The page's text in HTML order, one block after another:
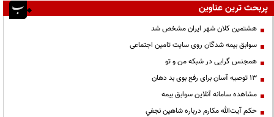
پربحث ترین عناوین
هشتمین کلان شهر ایران مشخص شد
سوابق بیمه شدگان روی سایت تامین اجتماعی
همجنس گرایی در شبکه من و تو
13 توصیه آسان برای رفع بوی بد دهان
مشاهده سامانه آنلاين سوابق بیمه
حكم آيت‌الله مكارم درباره شاهين نجفي